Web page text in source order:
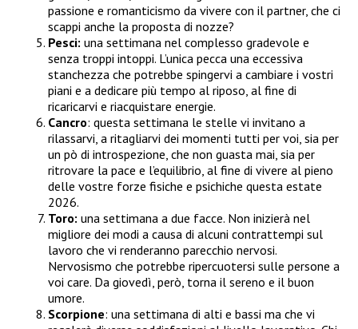
passione e romanticismo da vivere con il partner, che ci
scappi anche la proposta di nozze?
Pesci: una settimana nel complesso gradevole e
senza troppi intoppi. L’unica pecca una eccessiva
stanchezza che potrebbe spingervi a cambiare i vostri
piani e a dedicare più tempo al riposo, al fine di
ricaricarvi e riacquistare energie.
Cancro: questa settimana le stelle vi invitano a
rilassarvi, a ritagliarvi dei momenti tutti per voi, sia per
un pò di introspezione, che non guasta mai, sia per
ritrovare la pace e l’equilibrio, al fine di vivere al pieno
delle vostre forze fisiche e psichiche questa estate
2026.
Toro: una settimana a due facce. Non inizierà nel
migliore dei modi a causa di alcuni contrattempi sul
lavoro che vi renderanno parecchio nervosi.
Nervosismo che potrebbe ripercuotersi sulle persone a
voi care. Da giovedì, però, torna il sereno e il buon
umore.
Scorpione: una settimana di alti e bassi ma che vi